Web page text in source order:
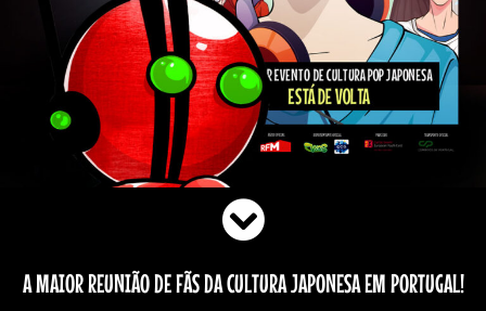
A MAIOR REUNIÃO DE FÃS DA CULTURA JAPONESA EM PORTUGAL!